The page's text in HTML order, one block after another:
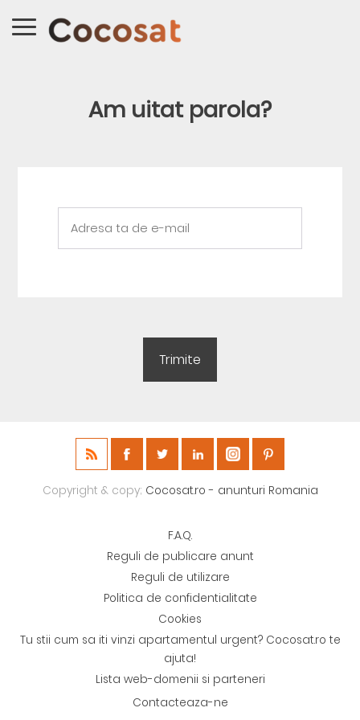
Am uitat parola?
Copyright & copy; Cocosat.ro - anunturi Romania
F.A.Q.
Reguli de publicare anunt
Reguli de utilizare
Politica de confidentialitate
Cookies
Tu stii cum sa iti vinzi apartamentul urgent? Cocosat.ro te
ajuta!
Lista web-domenii si parteneri
Contacteaza-ne